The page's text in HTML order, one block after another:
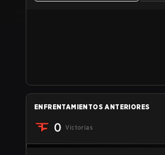
ENFRENTAMIENTOS ANTERIORES
0 Victorias